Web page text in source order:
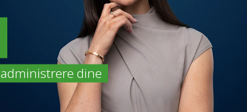
dine